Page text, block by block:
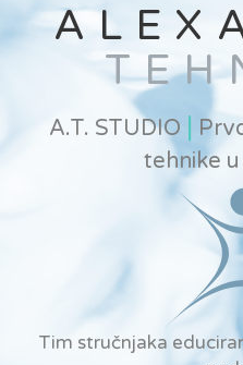
A.T. STUDIO
tehnike
Tim stručnjaka